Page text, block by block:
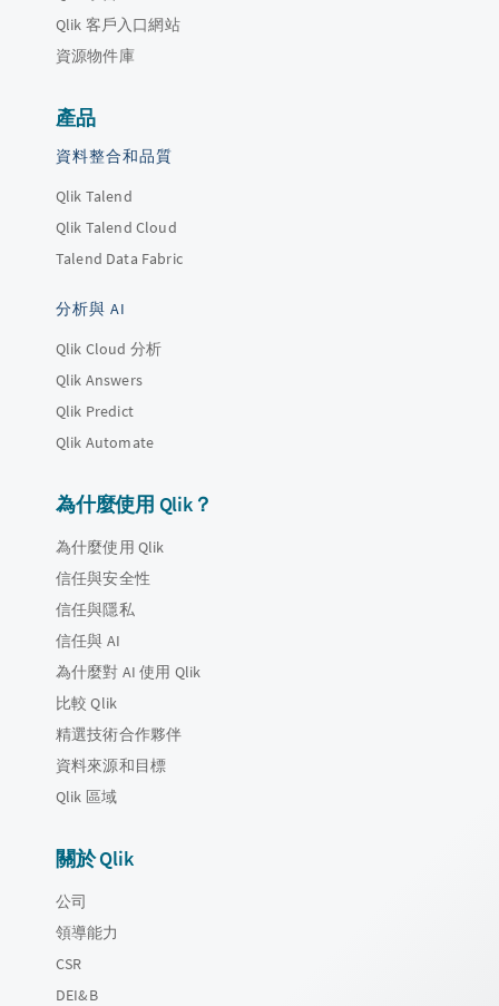
Qlik 客戶入口網站
資源物件庫
產品
資料整合和品質
Qlik Talend
Qlik Talend Cloud
Talend Data Fabric
分析與 AI
Qlik Cloud 分析
Qlik Answers
Qlik Predict
Qlik Automate
為什麼使用 Qlik？
為什麼使用 Qlik
信任與安全性
信任與隱私
信任與 AI
為什麼對 AI 使用 Qlik
比較 Qlik
精選技術合作夥伴
資料來源和目標
Qlik 區域
關於 Qlik
公司
領導能力
CSR
DEI&B